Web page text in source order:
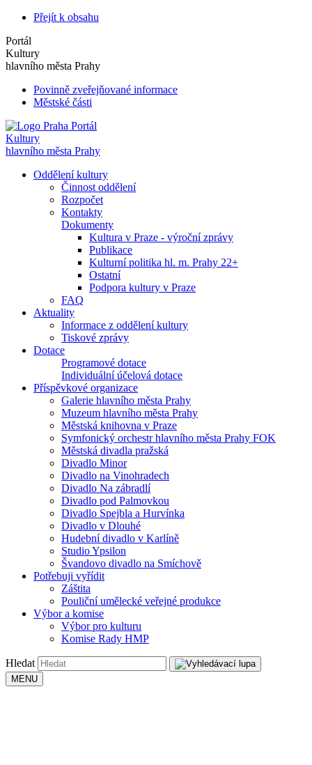
Přejít k obsahu
Portál
Kultury
hlavního města Prahy
Povinně zveřejňované informace
Městské části
Portál
Kultury
hlavního města Prahy
Oddělení kultury
Činnost oddělení
Rozpočet
Kontakty
Dokumenty
Kultura v Praze - výroční zprávy
Publikace
Kulturní politika hl. m. Prahy 22+
Ostatní
Podpora kultury v Praze
FAQ
Aktuality
Informace z oddělení kultury
Tiskové zprávy
Dotace
Programové dotace
Individuální účelová dotace
Příspěvkové organizace
Galerie hlavního města Prahy
Muzeum hlavního města Prahy
Městská knihovna v Praze
Symfonický orchestr hlavního města Prahy FOK
Městská divadla pražská
Divadlo Minor
Divadlo na Vinohradech
Divadlo Na zábradlí
Divadlo pod Palmovkou
Divadlo Spejbla a Hurvínka
Divadlo v Dlouhé
Hudební divadlo v Karlíně
Studio Ypsilon
Švandovo divadlo na Smíchově
Potřebuji vyřídit
Záštita
Pouliční umělecké veřejné produkce
Výbor a komise
Výbor pro kulturu
Komise Rady HMP
Hledat
MENU